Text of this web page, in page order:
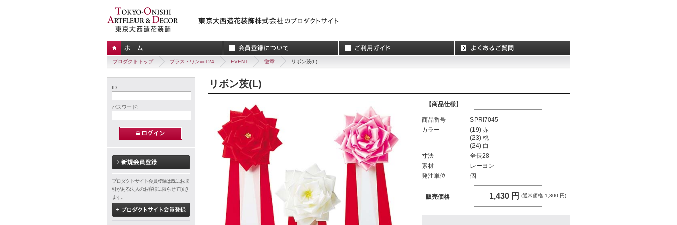
プロダクトトップ プラス・ワンvol.24 EVENT 徽章 リボン茨(L)
ID:
パスワード:
プロダクトサイト会員登録は既にお取
引がある法人のお客様に限らせて頂き
ます。
リボン茨(L)
【商品仕様】
商品番号
SPRI7045
カラー
(19) 赤
(23) 桃
(24) 白
寸法
全長28
素材
レーヨン
発注単位
個
販売価格 1,430 円 (通常価格 1,300 円)